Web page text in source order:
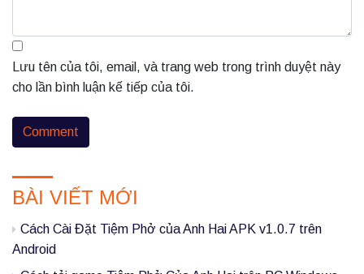
Lưu tên của tôi, email, và trang web trong trình duyệt này
cho lần bình luận kế tiếp của tôi.
P
r
i
m
BÀI VIẾT MỚI
Cách Cài Đặt Tiệm Phở của Anh Hai APK v1.0.7 trên
Android